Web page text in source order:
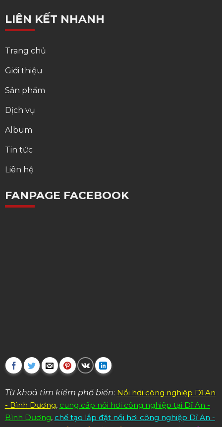
LIÊN KẾT NHANH
Trang chủ
Giới thiệu
Sản phẩm
Dịch vụ
Album
Tin tức
Liên hệ
FANPAGE FACEBOOK
Từ khoá tìm kiếm phổ biến: Nồi hơi công nghiệp Dĩ An
- Bình Dương, cung cấp nồi hơi công nghiệp tại Dĩ An -
Bình Dương, chế tạo lắp đặt nồi hơi công nghiệp Dĩ An -